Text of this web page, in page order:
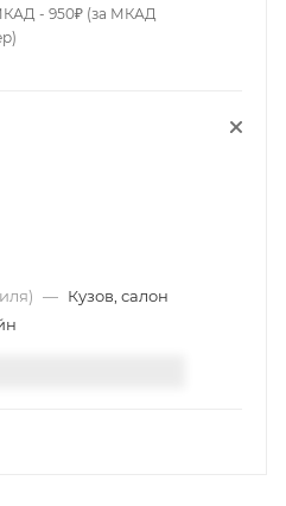
- 950₽ (за МКАД
— Кузов, салон